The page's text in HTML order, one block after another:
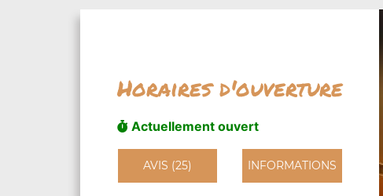
Horaires d'ouverture
Actuellement ouvert
AVIS (25) INFORMATIONS